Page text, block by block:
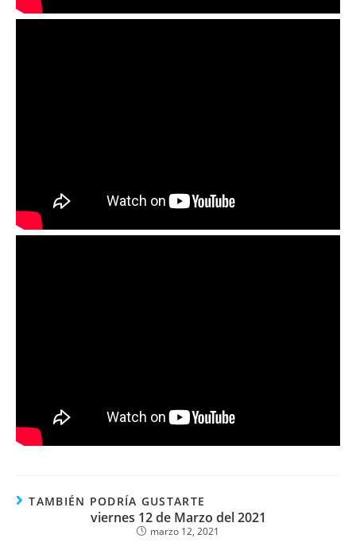
TAMBIÉN PODRÍA GUSTARTE
viernes 12 de Marzo del 2021
marzo 12, 2021